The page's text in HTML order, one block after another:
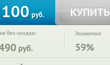
100руб. КУПИТЬ
без скидки:
руб.
Экономия:
59%